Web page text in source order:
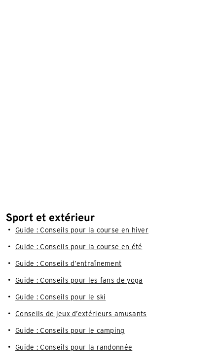
Sport et extérieur
Guide : Conseils pour la course en hiver
Guide : Conseils pour la course en été
Guide : Conseils d’entraînement
Guide : Conseils pour les fans de yoga
Guide : Conseils pour le ski
Conseils de jeux d’extérieurs amusants
Guide : Conseils pour le camping
Guide : Conseils pour la randonnée